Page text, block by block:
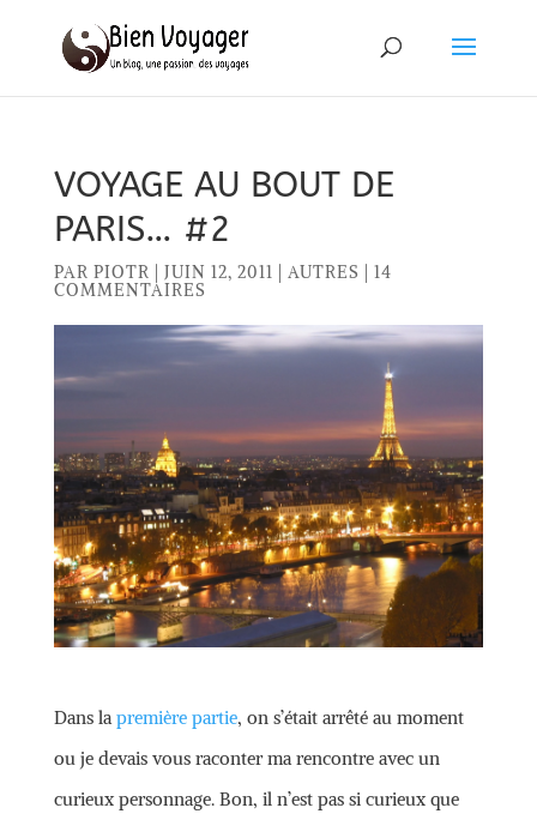
VOYAGE AU BOUT DE
PARIS… #2
PAR PIOTR JUIN 12, 2011 AUTRES
14
COMMENTAIRES
Dans la première partie, on s’était arrêté au moment
ou je devais vous raconter ma rencontre avec un
curieux personnage. Bon, il n’est pas si curieux que